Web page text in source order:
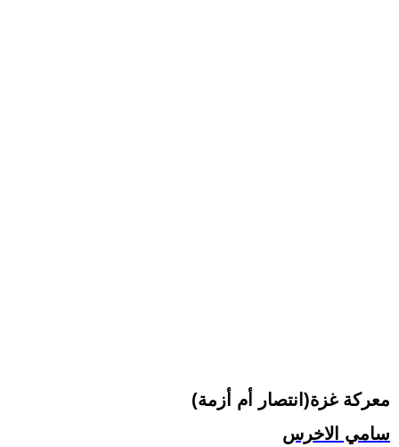
معركة غزة(انتصار أم أزمة)
سامي الاخرس